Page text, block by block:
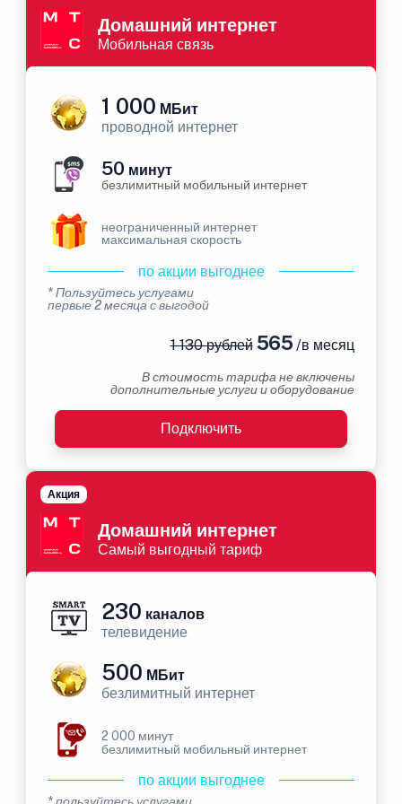
Домашний интернет
Мобильная связь
1 000 МБит
проводной интернет
50 минут
безлимитный мобильный интернет
неограниченный интернет
максимальная скорость
по акции выгоднее
* Пользуйтесь услугами
первые 2 месяца с выгодой
1 130 рублей565 /в месяц
В стоимость тарифа не включены
дополнительные услуги и оборудование
Подключить
Домашний интернет
Самый выгодный тариф
Акция
230 каналов
телевидение
500 МБит
безлимитный интернет
2 000 минут
безлимитный мобильный интернет
по акции выгоднее
* пользуйтесь услугами